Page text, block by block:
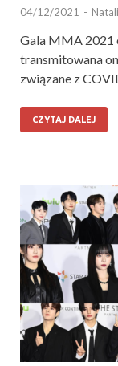
04/12/2021 -
Gala MMA 2021
transmitowana
związane z
CZYTAJ DALEJ